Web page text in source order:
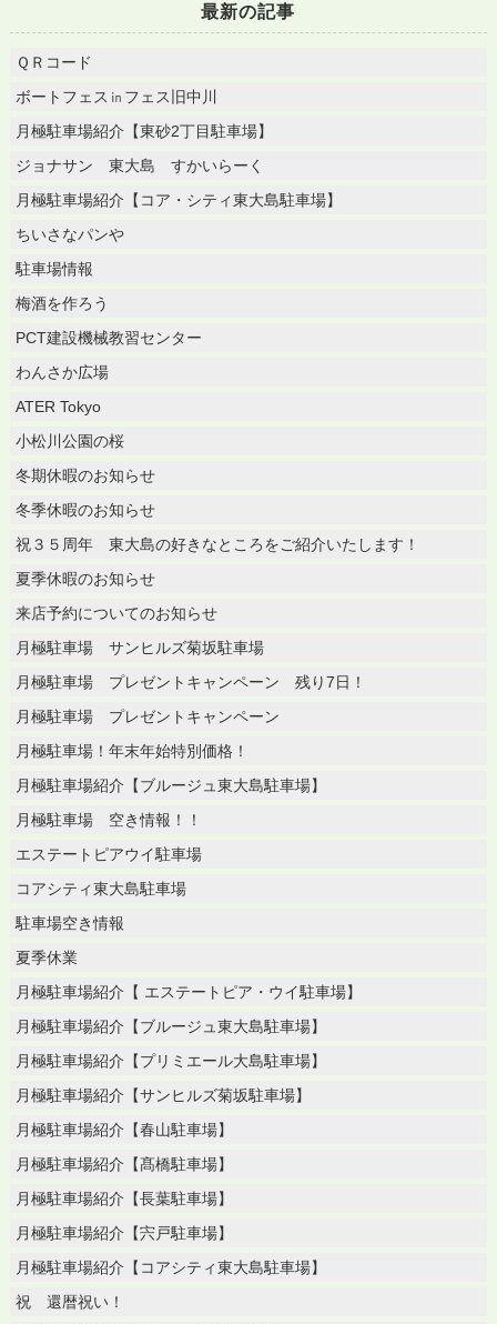
最新の記事
ＱＲコード
ボートフェス㏌フェス旧中川
月極駐車場紹介【東砂2丁目駐車場】
ジョナサン 東大島 すかいらーく
月極駐車場紹介【コア・シティ東大島駐車場】
ちいさなパンや
駐車場情報
梅酒を作ろう
PCT建設機械教習センター
わんさか広場
ATER Tokyo
小松川公園の桜
冬期休暇のお知らせ
冬季休暇のお知らせ
祝３５周年 東大島の好きなところをご紹介いたします！
夏季休暇のお知らせ
来店予約についてのお知らせ
月極駐車場 サンヒルズ菊坂駐車場
月極駐車場 プレゼントキャンペーン 残り7日！
月極駐車場 プレゼントキャンペーン
月極駐車場！年末年始特別価格！
月極駐車場紹介【ブルージュ東大島駐車場】
月極駐車場 空き情報！！
エステートピアウイ駐車場
コアシティ東大島駐車場
駐車場空き情報
夏季休業
月極駐車場紹介【 エステートピア・ウイ駐車場】
月極駐車場紹介【ブルージュ東大島駐車場】
月極駐車場紹介【プリミエール大島駐車場】
月極駐車場紹介【サンヒルズ菊坂駐車場】
月極駐車場紹介【春山駐車場】
月極駐車場紹介【髙橋駐車場】
月極駐車場紹介【長葉駐車場】
月極駐車場紹介【宍戸駐車場】
月極駐車場紹介【コアシティ東大島駐車場】
祝 還暦祝い！